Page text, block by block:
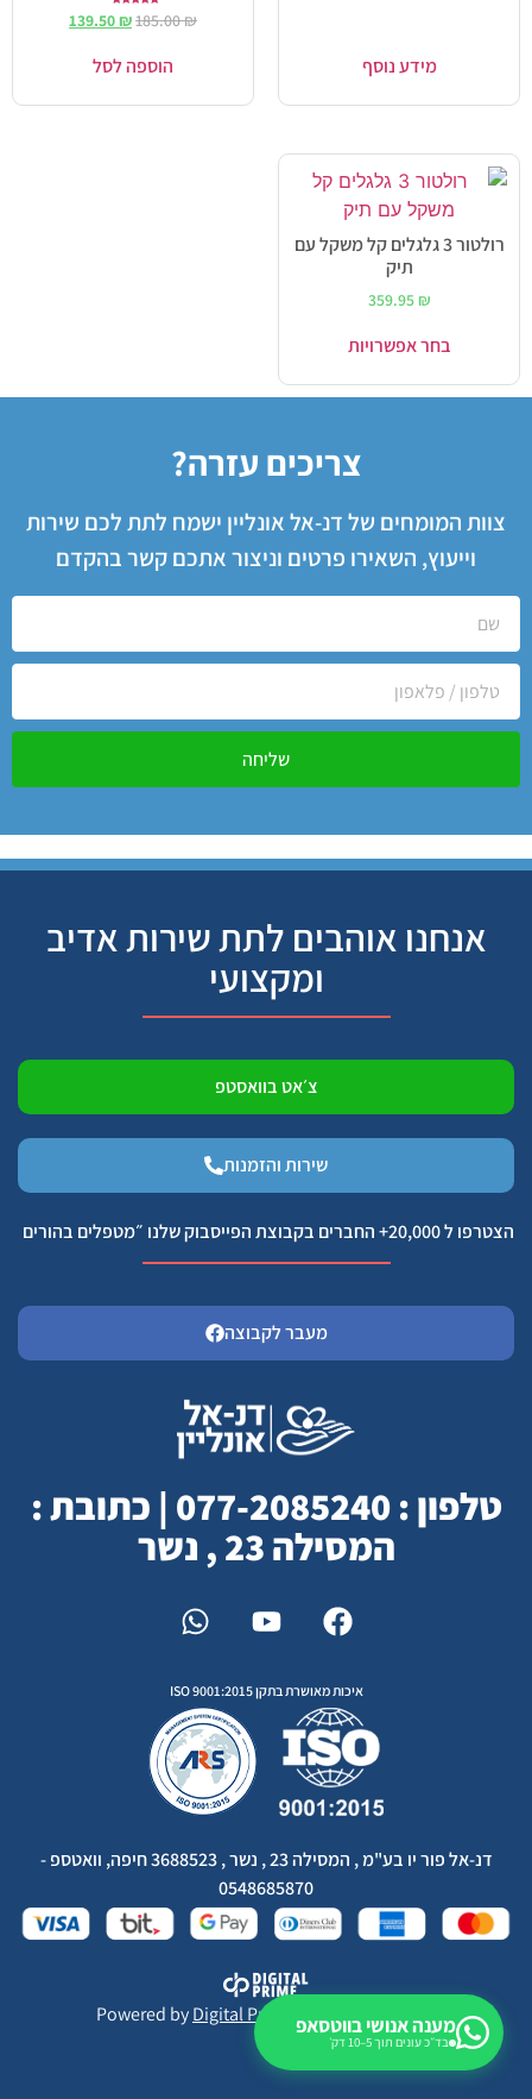
מידע נוסף
5.00
מתוך 5
185.00₪
139.50₪
הוספה לסל
רולטור 3 גלגלים קל משקל עם
תיק
359.95 ₪
בחר אפשרויות
צריכים עזרה?
צוות המומחים של דנ-אל אונליין ישמח לתת לכם שירות
וייעוץ, השאירו פרטים וניצור אתכם קשר בהקדם
שליחה
אנחנו אוהבים לתת שירות אדיב
ומקצועי
צ׳אט בוואסטפ
שירות והזמנות
הצטרפו ל 20,000+ החברים בקבוצת הפייסבוק שלנו ״מטפלים בהורים
מעבר לקבוצה
טלפון : 077-2085240 | כתובת :
המסילה 23 , נשר
איכות מאושרת בתקן ISO 9001:2015
דנ-אל פור יו בע"מ , המסילה 23 , נשר , 3688523 חיפה, וואטספ -
0548685870
Powered byDigital Prime Monetization LTD
מענה אנושי בווטסאפ
בד״כ עונים תוך 5–10 דק׳